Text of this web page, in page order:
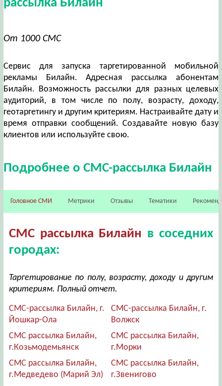
рассылка Билайн
От 1000 СМС
Сервис для запуска таргетированной мобильной
рекламы Билайн. Адресная рассылка абонентам
Билайн. Возможность рассылки для разных целевых
аудиторий, в том числе по полу, возрасту, доходу,
геотаргетингу и другим критериям. Настраивайте дату и
время отправки сообщений. Создавайте новую базу
клиентов или используйте свою.
Подробнее о СМС-рассылка Билайн
Головное СМИ Метрики Отзывы Тематики
СМС рассылка Билайн в соседних
городах:
Таргетирование по полу, возрасту, доходу и другим
критериям. Полный отчет.
СМС-рассылка Билайн, г.
Йошкар-Ола
СМС-рассылка Билайн, г.
Волжск
СМС рассылка Билайн,
г.Козьмодемьянск
СМС рассылка Билайн,
г.Морки
СМС рассылка Билайн,
г.Медведево (Марий Эл)
СМС рассылка Билайн,
г.Звенигово